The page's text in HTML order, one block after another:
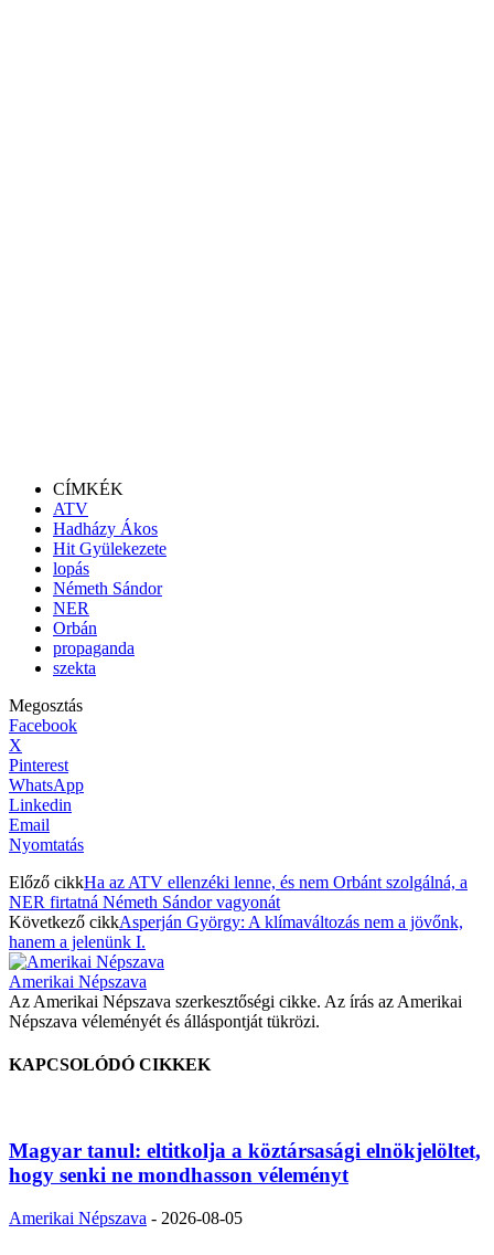
CÍMKÉK
ATV
Hadházy Ákos
Hit Gyülekezete
lopás
Németh Sándor
NER
Orbán
propaganda
szekta
Megosztás
Facebook
X
Pinterest
WhatsApp
Linkedin
Email
Nyomtatás
Előző cikkHa az ATV ellenzéki lenne, és nem Orbánt szolgálná, a
NER firtatná Németh Sándor vagyonát
Következő cikkAsperján György: A klímaváltozás nem a jövőnk,
hanem a jelenünk I.
Amerikai Népszava
Az Amerikai Népszava szerkesztőségi cikke. Az írás az Amerikai
Népszava véleményét és álláspontját tükrözi.
KAPCSOLÓDÓ CIKKEK
Magyar tanul: eltitkolja a köztársasági elnökjelöltet,
hogy senki ne mondhasson véleményt
Amerikai Népszava - 2026-08-05